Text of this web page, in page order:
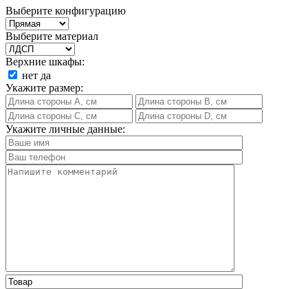
Выберите конфигурацию
Выберите материал
Верхние шкафы:
нет да
Укажите размер:
Укажите личные данные: